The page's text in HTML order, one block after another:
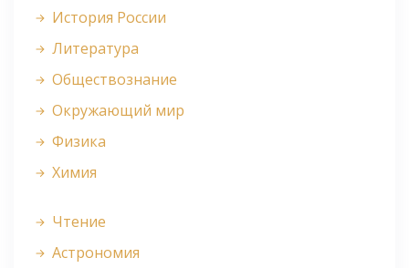
История России
Литература
Обществознание
Окружающий мир
Физика
Химия
Чтение
Астрономия